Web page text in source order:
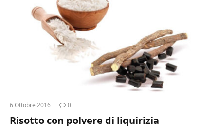
6 Ottobre 2016 0
Risotto con polvere di liquirizia